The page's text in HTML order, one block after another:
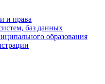
и права
баз данных
образования